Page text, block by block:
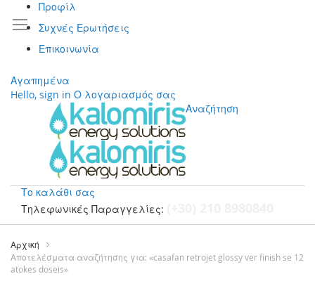
Προφίλ
Συχνές Ερωτήσεις
Επικοινωνία
Αγαπημένα
Hello, sign in Ο λογαριασμός σας
Αναζήτηση
Το καλάθι σας
Τηλεφωνικές Παραγγελίες:
Μετάβαση
περιεχόμενο
Αρχική
Αποτελέσματα αναζήτησης για: «casafan retrojet glossy ver finish se 12
atokes doseis»